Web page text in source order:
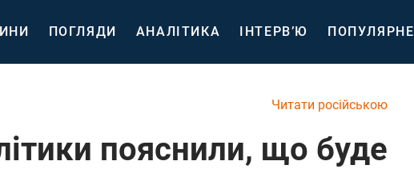
ПОГЛЯДИ АНАЛІТИКА ІНТЕРВ’Ю ПОПУЛЯРНЕ
Читати російською
пояснили, що буде